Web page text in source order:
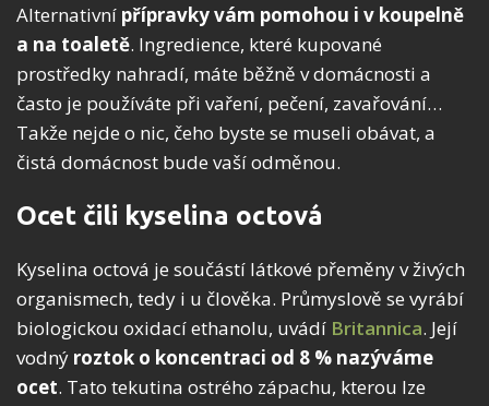
Alternativní přípravky vám pomohou i v koupelně
a na toaletě. Ingredience, které kupované
prostředky nahradí, máte běžně v domácnosti a
často je používáte při vaření, pečení, zavařování…
Takže nejde o nic, čeho byste se museli obávat, a
čistá domácnost bude vaší odměnou.
Ocet čili kyselina octová
Kyselina octová je součástí látkové přeměny v živých
organismech, tedy i u člověka. Průmyslově se vyrábí
biologickou oxidací ethanolu, uvádí Britannica. Její
vodný roztok o koncentraci od 8 % nazýváme
ocet. Tato tekutina ostrého zápachu, kterou lze